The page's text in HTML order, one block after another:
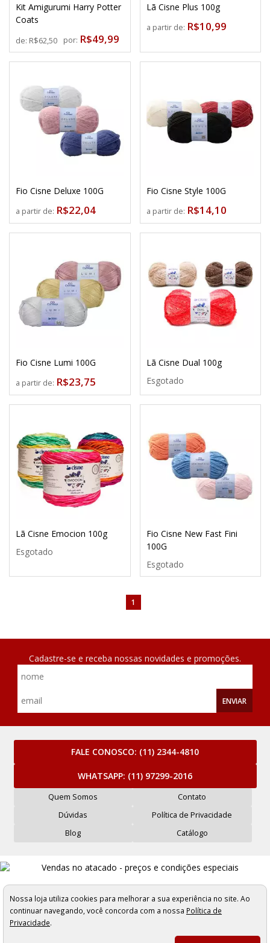
Kit Amigurumi Harry Potter
Coats
de: R$62,50 por: R$49,99
Lã Cisne Plus 100g
a partir de: R$10,99
Fio Cisne Deluxe 100G
a partir de: R$22,04
Fio Cisne Style 100G
a partir de: R$14,10
Fio Cisne Lumi 100G
a partir de: R$23,75
Lã Cisne Dual 100g
Esgotado
Lã Cisne Emocion 100g
Esgotado
Fio Cisne New Fast Fini
100G
Esgotado
1
Cadastre-se e receba nossas novidades e promoções.
ENVIAR
FALE CONOSCO: (11) 2344-4810
WHATSAPP: (11) 97299-2016
Quem Somos
Contato
Dúvidas
Política de Privacidade
Blog
Catálogo
Mercantil Maluli Armarinhos e Aviamentos Ltda - CNPJ: 61.263.323/0001-62
Rua Carlos de Sousa Nazaré, 276 a 284 - São Paulo/SP - Cep: 01025-001
Os preços, quantidade em estoque e condições de pagamento
apresentados neste site não valem necessariamente para nossa loja física e
podem sofrer alterações sem prévia notificação. Imagens meramente
Nossa loja utiliza cookies para melhorar a sua experiência no site. Ao
continuar navegando, você concorda com a nossa Política de
Privacidade.